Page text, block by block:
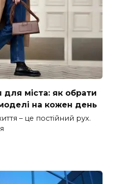
для міста: як обрати
на кожен день
– це постійний рух.